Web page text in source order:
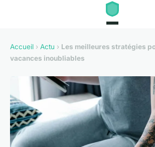
Accueil › Actu › Les meilleures stratégies
vacances inoubliables